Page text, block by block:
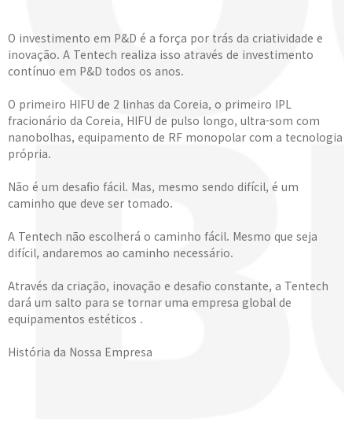
O investimento em P&D é a força por trás da criatividade e
inovação. A Tentech realiza isso através de investimento
contínuo em P&D todos os anos.
O primeiro HIFU de 2 linhas da Coreia, o primeiro IPL
fracionário da Coreia, HIFU de pulso longo, ultra-som com
nanobolhas, equipamento de RF monopolar com a tecnologia
própria.
Não é um desafio fácil. Mas, mesmo sendo difícil, é um
caminho que deve ser tomado.
A Tentech não escolherá o caminho fácil. Mesmo que seja
difícil, andaremos ao caminho necessário.
Através da criação, inovação e desafio constante, a Tentech
dará um salto para se tornar uma empresa global de
equipamentos estéticos .
História da Nossa Empresa